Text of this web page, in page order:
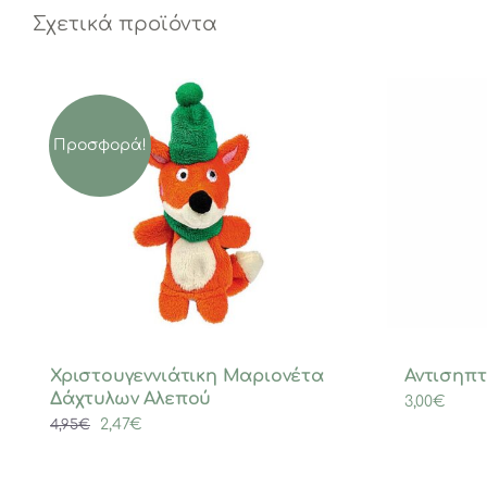
Σχετικά προϊόντα
Προσφορά!
Χριστουγεννιάτικη Μαριονέτα
Δάχτυλων Αλεπού
4,95€
Original
2,47€
3,00€